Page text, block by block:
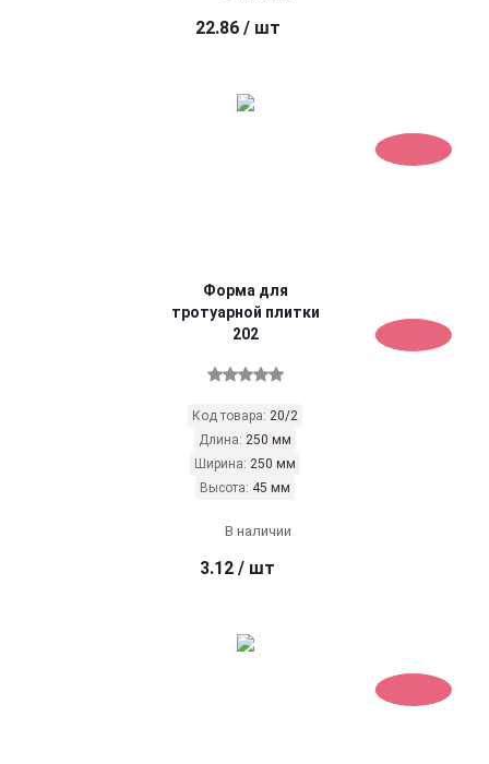
22.86 / шт
Форма для
тротуарной плитки
202
Код товара: 20/2
Длина: 250 мм
Ширина: 250 мм
Высота: 45 мм
В наличии
3.12 / шт